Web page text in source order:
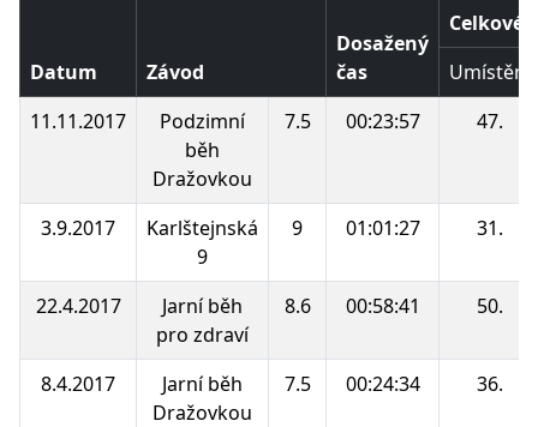
Datum Závod
Dosažený
čas
Celkové
Umístění
11.11.2017
Podzimní
běh
Dražovkou
7.5 00:23:57 47.
3.9.2017
Karlštejnská
9
9 01:01:27 31.
22.4.2017
Jarní běh
pro zdraví
8.6 00:58:41 50.
8.4.2017
Jarní běh
Dražovkou
7.5 00:24:34 36.